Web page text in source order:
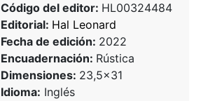
Código del editor: HL00324484
Editorial: Hal Leonard
Fecha de edición: 2022
Encuadernación: Rústica
Dimensiones: 23,5x31
Idioma: Inglés